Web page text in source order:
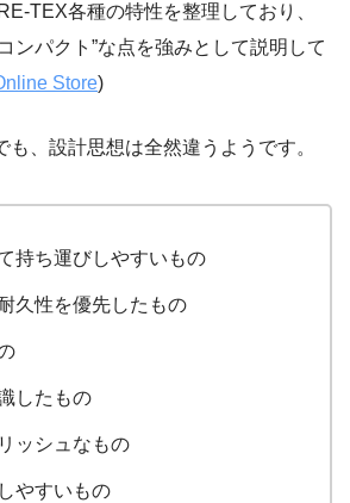
TEX各種の特性を整理しており、
ンパクト”な点を強みとして説明して
Store)
も、設計思想は全然違うようです。
持ち運びしやすいもの
久性を優先したもの
したもの
ッシュなもの
やすいもの